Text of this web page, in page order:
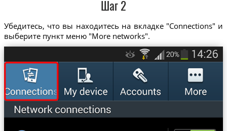
Шаг 2
Убедитесь, что вы находитесь на вкладке "Connections" и
выберите пункт меню "More networks".